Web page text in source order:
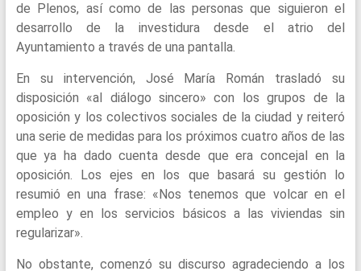
de Plenos, así como de las personas que siguieron el
desarrollo de la investidura desde el atrio del
Ayuntamiento a través de una pantalla.
En su intervención, José María Román trasladó su
disposición «al diálogo sincero» con los grupos de la
oposición y los colectivos sociales de la ciudad y reiteró
una serie de medidas para los próximos cuatro años de las
que ya ha dado cuenta desde que era concejal en la
oposición. Los ejes en los que basará su gestión lo
resumió en una frase: «Nos tenemos que volcar en el
empleo y en los servicios básicos a las viviendas sin
regularizar».
No obstante, comenzó su discurso agradeciendo a los